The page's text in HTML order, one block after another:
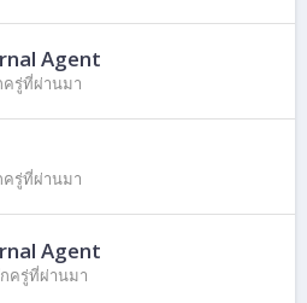
Agent
ครู่ที่ผ่านมา
ครู่ที่ผ่านมา
Agent
ครู่ที่ผ่านมา